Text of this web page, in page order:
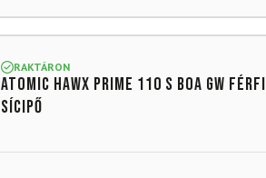
RAKTÁRON
ATOMIC Hawx Prime 110 S Boa GW férfi
sícipő